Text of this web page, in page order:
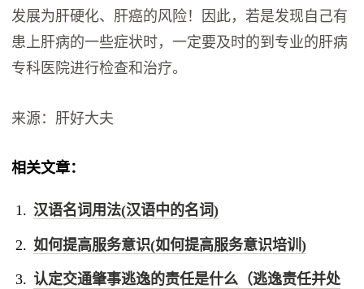
发展为肝硬化、肝癌的风险！因此，若是发现自己有
患上肝病的一些症状时，一定要及时的到专业的肝病
专科医院进行检查和治疗。
来源：肝好大夫
相关文章：
汉语名词用法(汉语中的名词)
如何提高服务意识(如何提高服务意识培训)
认定交通肇事逃逸的责任是什么（逃逸责任并处